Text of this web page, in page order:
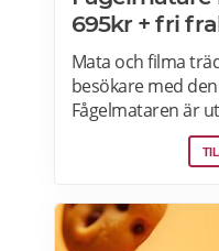
695kr + fri
Mata och filma
besökare med
Fågelmataren är
taket och kan
såväl dagtid som
adaptern, och du
bilderna via den